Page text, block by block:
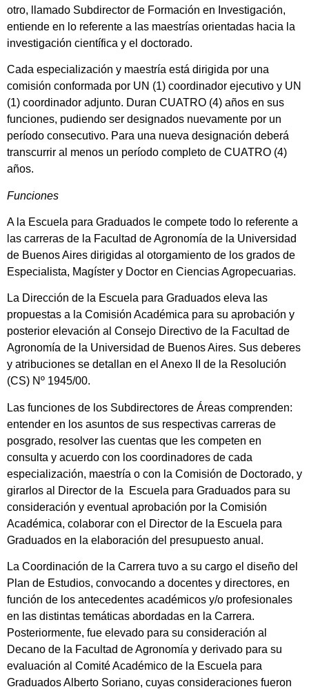
otro, llamado Subdirector de Formación en Investigación,
entiende en lo referente a las maestrías orientadas hacia la
investigación científica y el doctorado.
Cada especialización y maestría está dirigida por una
comisión conformada por UN (1) coordinador ejecutivo y UN
(1) coordinador adjunto. Duran CUATRO (4) años en sus
funciones, pudiendo ser designados nuevamente por un
período consecutivo. Para una nueva designación deberá
transcurrir al menos un período completo de CUATRO (4)
años.
Funciones
A la Escuela para Graduados le compete todo lo referente a
las carreras de la Facultad de Agronomía de la Universidad
de Buenos Aires dirigidas al otorgamiento de los grados de
Especialista, Magíster y Doctor en Ciencias Agropecuarias.
La Dirección de la Escuela para Graduados eleva las
propuestas a la Comisión Académica para su aprobación y
posterior elevación al Consejo Directivo de la Facultad de
Agronomía de la Universidad de Buenos Aires. Sus deberes
y atribuciones se detallan en el Anexo II de la Resolución
(CS) Nº 1945/00.
Las funciones de los Subdirectores de Áreas comprenden:
entender en los asuntos de sus respectivas carreras de
posgrado, resolver las cuentas que les competen en
consulta y acuerdo con los coordinadores de cada
especialización, maestría o con la Comisión de Doctorado, y
girarlos al Director de la Escuela para Graduados para su
consideración y eventual aprobación por la Comisión
Académica, colaborar con el Director de la Escuela para
Graduados en la elaboración del presupuesto anual.
La Coordinación de la Carrera tuvo a su cargo el diseño del
Plan de Estudios, convocando a docentes y directores, en
función de los antecedentes académicos y/o profesionales
en las distintas temáticas abordadas en la Carrera.
Posteriormente, fue elevado para su consideración al
Decano de la Facultad de Agronomía y derivado para su
evaluación al Comité Académico de la Escuela para
Graduados Alberto Soriano, cuyas consideraciones fueron